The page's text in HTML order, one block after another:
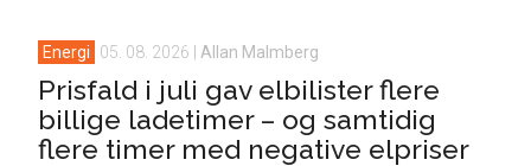
Energi 05. 08. 2026 Allan Malmberg
Prisfald i juli gav elbilister flere
billige ladetimer – og samtidig
flere timer med negative elpriser